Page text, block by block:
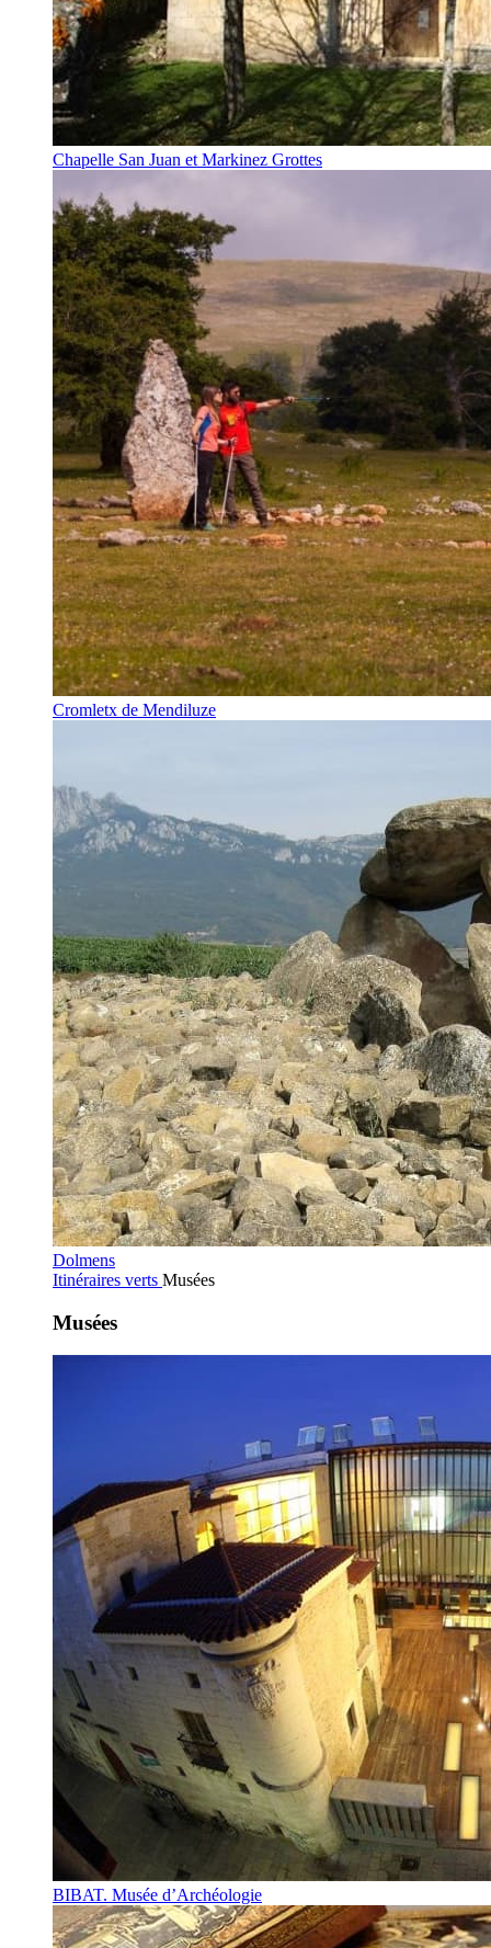
Chapelle San Juan et Markinez Grottes
Cromletx de Mendiluze
Dolmens
Itinéraires verts Musées
Musées
BIBAT. Musée d’Archéologie